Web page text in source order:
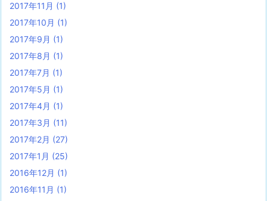
2017年11月 (1)
2017年10月 (1)
2017年9月 (1)
2017年8月 (1)
2017年7月 (1)
2017年5月 (1)
2017年4月 (1)
2017年3月 (11)
2017年2月 (27)
2017年1月 (25)
2016年12月 (1)
2016年11月 (1)